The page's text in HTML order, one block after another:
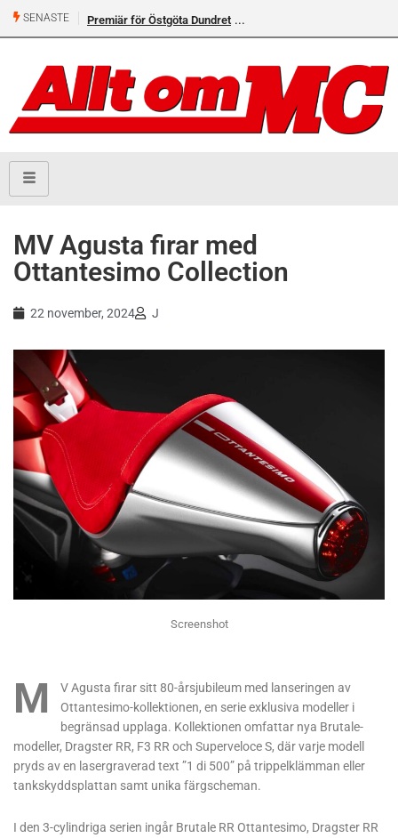
SENASTE Premiär för Östgöta Dundret
MV Agusta firar med
Ottantesimo Collection
22 november, 2024 J
Screenshot
M
V Agusta firar sitt 80-årsjubileum med lanseringen av
Ottantesimo-kollektionen, en serie exklusiva modeller i
begränsad upplaga. Kollektionen omfattar nya Brutale-
modeller, Dragster RR, F3 RR och Superveloce S, där varje modell
pryds av en lasergraverad text ”1 di 500” på trippelklämman eller
tankskyddsplattan samt unika färgscheman.
I den 3-cylindriga serien ingår Brutale RR Ottantesimo, Dragster RR